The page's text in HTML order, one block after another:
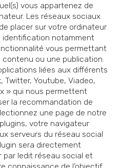
vous appartenez de
Les réseaux sociaux
placer sur votre ordinateur
identification notamment
vous permettant
ou une publication.
liées aux différents
Twitter, Youtube, Viadeo,
» qui nous permettent
la recommandation de
une page de notre
votre navigateur
serveurs du réseau social
sera directement
ledit réseau social et